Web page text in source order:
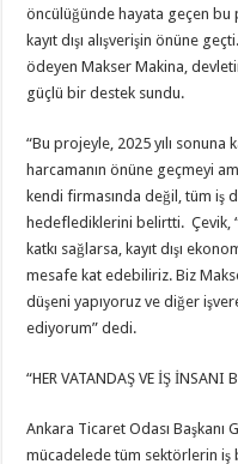
öncülüğünde hayata geçen bu
kayıt dışı alışverişin önüne
ödeyen Makser Makina,
güçlü bir destek sundu.
“Bu projeyle, 2025 yılı sonuna
harcamanın önüne geçmeyi
kendi firmasında değil, tüm iş
hedeflediklerini belirtti. Çevik,
katkı sağlarsa, kayıt dışı
mesafe kat edebiliriz. Biz
düşeni yapıyoruz ve diğer
ediyorum” dedi.
“HER VATANDAŞ VE İŞ İNSANI
Ankara Ticaret Odası Başkanı
mücadelede tüm sektörlerin iş